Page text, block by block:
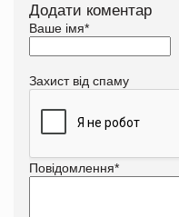
Додати коментар
Ваше імя*
Захист від спаму
Повідомлення*